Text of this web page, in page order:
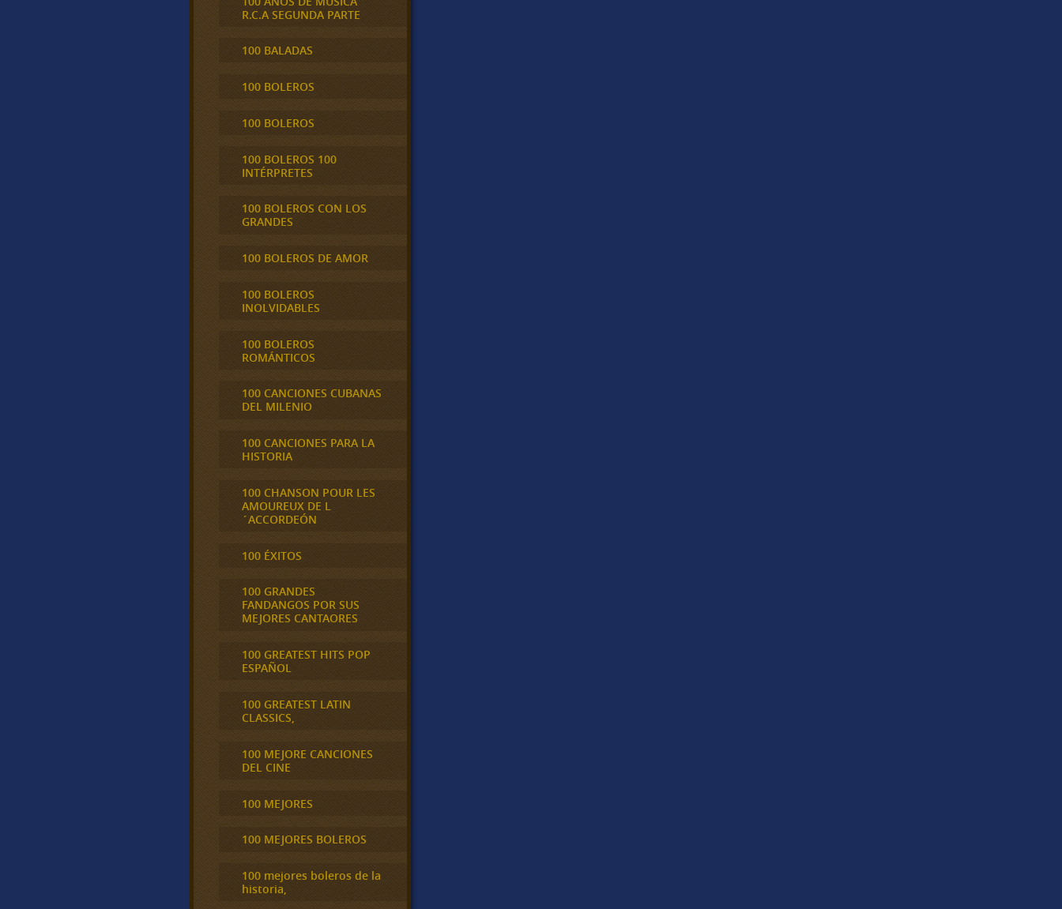
R.C.A SEGUNDA PARTE
100 BALADAS
100 BOLEROS
100 BOLEROS
100 BOLEROS 100
INTÉRPRETES
100 BOLEROS CON LOS
GRANDES
100 BOLEROS DE AMOR
100 BOLEROS
INOLVIDABLES
100 BOLEROS
ROMÁNTICOS
100 CANCIONES CUBANAS
DEL MILENIO
100 CANCIONES PARA LA
HISTORIA
100 CHANSON POUR LES
AMOUREUX DE L
´ACCORDEÓN
100 ÉXITOS
100 GRANDES
FANDANGOS POR SUS
MEJORES CANTAORES
100 GREATEST HITS POP
ESPAÑOL
100 GREATEST LATIN
CLASSICS,
100 MEJORE CANCIONES
DEL CINE
100 MEJORES
100 MEJORES BOLEROS
100 mejores boleros de la
historia,